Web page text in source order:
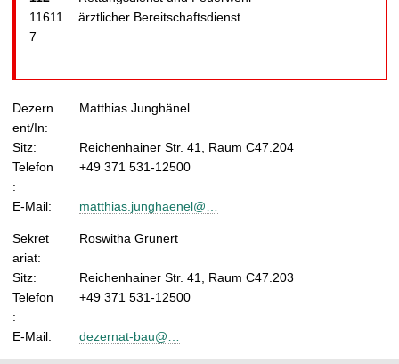
11611
7
ärztlicher Bereitschaftsdienst
Dezern
ent/In:
Matthias Junghänel
Sitz:
Reichenhainer Str. 41, Raum C47.204
Telefon
:
+49 371 531-12500
E-Mail: matthias.junghaenel@…
Sekret
ariat:
Roswitha Grunert
Sitz:
Reichenhainer Str. 41, Raum C47.203
Telefon
:
+49 371 531-12500
E-Mail: dezernat-bau@…